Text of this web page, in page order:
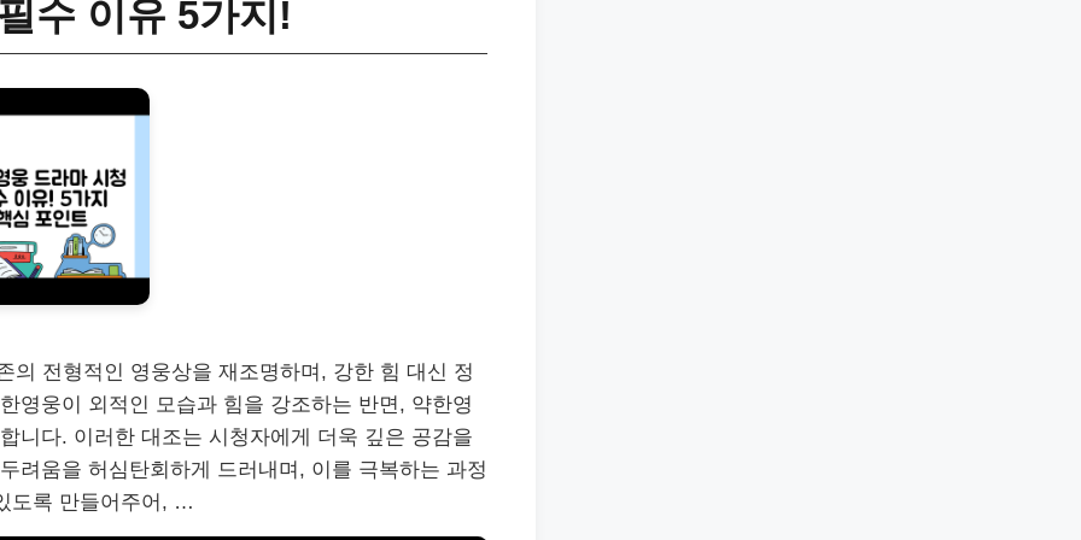
수 이유 5가지!
의 전형적인 영웅상을 재조명하며, 강한 힘 대신 정
영웅이 외적인 모습과 힘을 강조하는 반면, 약한영
니다. 이러한 대조는 시청자에게 더욱 깊은 공감을
려움을 허심탄회하게 드러내며, 이를 극복하는 과정
도록 만들어주어, …